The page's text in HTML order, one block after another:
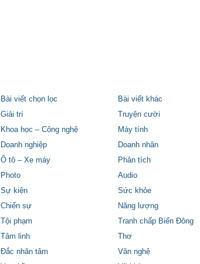
Bài viết chọn lọc Bài viết khác
Giải trí Truyện cười
Khoa học – Công nghệ Máy tính
Doanh nghiệp Doanh nhân
Ô tô – Xe máy Phân tích
Photo Audio
Sự kiện Sức khỏe
Chiến sự Năng lượng
Tội phạm Tranh chấp Biển Đông
Tâm linh Thơ
Đắc nhân tâm Văn nghệ